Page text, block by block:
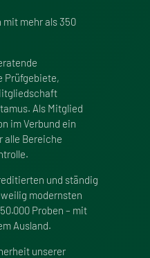
mit mehr als 350
Prüfgebiete,
Als Mitglied
im Verbund ein
alle Bereiche
und ständig
modernsten
Proben – mit
Ausland.
unserer